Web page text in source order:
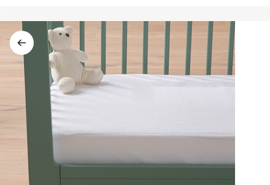
articles
vus